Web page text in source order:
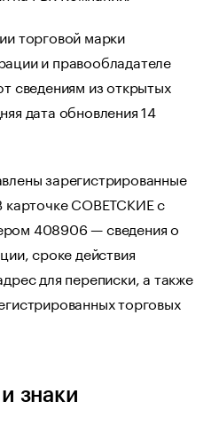
торговой марки
и правообладателе
сведениям из открытых
дата обновления 14
зарегистрированные
карточке СОВЕТСКИЕ с
408906 — сведения о
сроке действия
для переписки, а также
торговых
знаки